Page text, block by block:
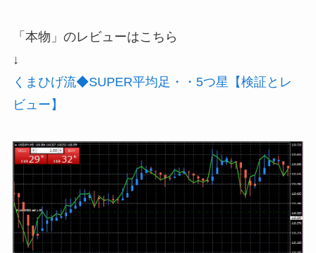
「本物」のレビューはこちら
↓
くまひげ流◆SUPER平均足・・5つ星【検証とレ
ビュー】